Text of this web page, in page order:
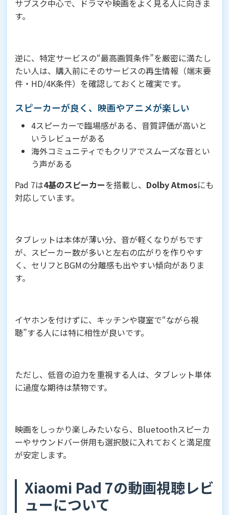
サブスク中心で、ドラマや映画をよく見る人に向きま
す。
逆に、特定サービスの“最高画質条件”を厳密に満たし
たい人は、購入前にそのサービスの再生情報（端末要
件・HD/4K条件）を確認しておくと確実です。
スピーカーが良く、映画やアニメが楽しい
4スピーカーで臨場感がある、音質評価が高いと
いうレビューがある
海外コミュニティでもクリアでスムーズな音とい
う声がある
Pad 7は4基のスピーカーを搭載し、 Dolby Atmosにも
対応しています。
タブレットは本体が薄い分、音が軽くなりがちです
が、スピーカー数が多いと左右の広がりを作りやす
く、セリフとBGMの分離感も出やすい傾向がありま
す。
イヤホンを付けずに、キッチンや寝室で“ながら視
聴”する人には特に相性が良いです。
ただし、低音の迫力を重視する人は、タブレット単体
に過度な期待は禁物です。
映画をしっかり楽しみたいなら、Bluetoothスピーカ
ーやサウンドバー併用も選択肢に入れておくと満足度
が安定します。
Xiaomi Pad 7の動画視聴レビ
ューについて